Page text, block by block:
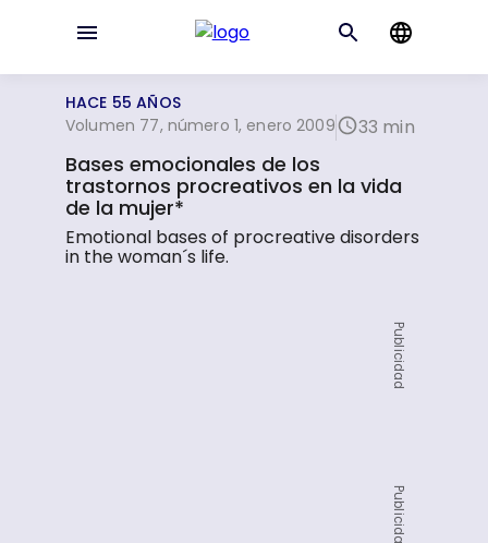
HACE 55 AÑOS
Volumen 77, número 1, enero 2009
33 min
Bases emocionales de los
trastornos procreativos en la vida
de la mujer*
Emotional bases of procreative disorders
in the woman´s life.
Publicidad
Publicidad